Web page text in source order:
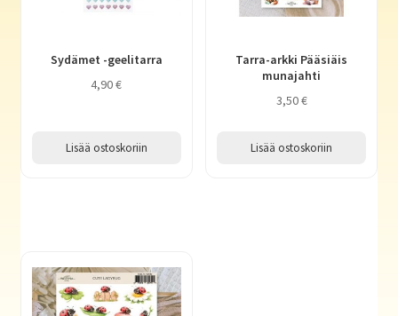
Sydämet -geelitarra
4,90€
Lisää ostoskoriin
Tarra-arkki Pääsiäis
munajahti
3,50€
Lisää ostoskoriin